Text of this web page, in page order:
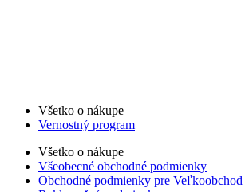
Všetko o nákupe
Vernostný program
Všetko o nákupe
Všeobecné obchodné podmienky
Obchodné podmienky pre Veľkoobchod